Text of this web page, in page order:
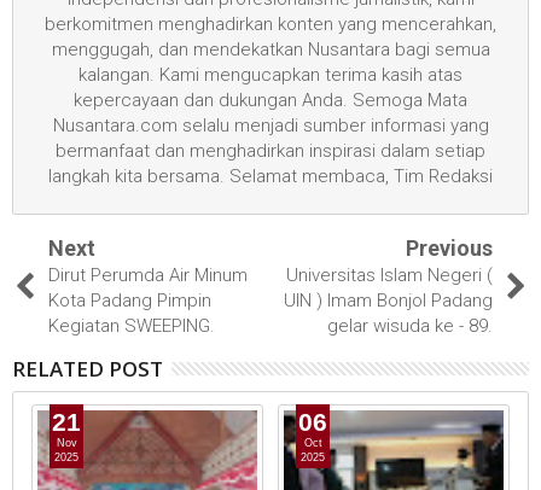
berkomitmen menghadirkan konten yang mencerahkan,
menggugah, dan mendekatkan Nusantara bagi semua
kalangan. Kami mengucapkan terima kasih atas
kepercayaan dan dukungan Anda. Semoga Mata
Nusantara.com selalu menjadi sumber informasi yang
bermanfaat dan menghadirkan inspirasi dalam setiap
langkah kita bersama. Selamat membaca, Tim Redaksi
Next
Dirut Perumda Air Minum
Kota Padang Pimpin
Kegiatan SWEEPING.
Previous
Universitas Islam Negeri (
UIN ) Imam Bonjol Padang
gelar wisuda ke - 89.
RELATED POST
21
Nov
2025
06
Oct
2025